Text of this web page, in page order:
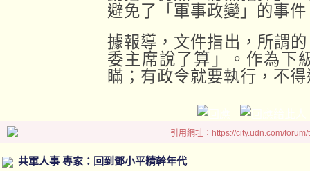
避免了「軍事政變」的事
據報導，文件指出，所謂
委主席說了算」。作為下
瞞；有政令就要執行，不
引用網址：https://city.udn.com/
共軍人事 專家：回到鄧小平精幹年代